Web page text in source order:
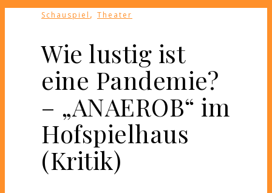
Schauspiel , Theater
Wie lustig ist
eine Pandemie?
– „ANAEROB“ im
Hofspielhaus
(Kritik)